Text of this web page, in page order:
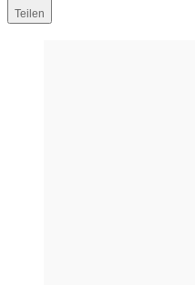
Teilen